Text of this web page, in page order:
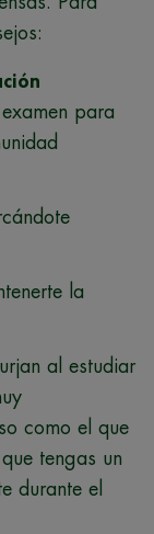
para
la
al estudiar
como el que
tengas un
durante el